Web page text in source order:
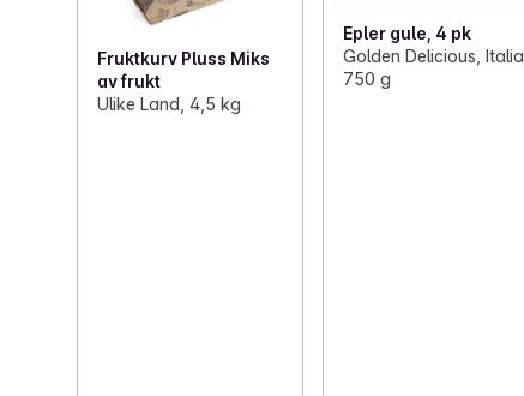
Fruktkurv Pluss Miks
av frukt
Ulike Land, 4,5 kg
Epler gule, 4 pk
Golden Delicious, Italia,
750 g